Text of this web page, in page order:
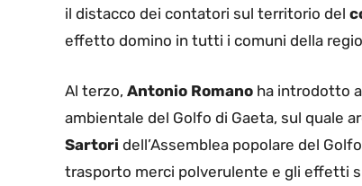
il distacco dei contatori sul territorio del
effetto domino in tutti i comuni della
Al terzo, Antonio Romano ha introdotto
ambientale del Golfo di Gaeta, sul quale
Sartori dell’Assemblea popolare del
trasporto merci polverulente e gli effetti